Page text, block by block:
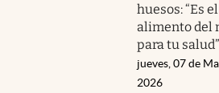
huesos: “Es
alimento del
para tu salud”
jueves, 07 de
2026